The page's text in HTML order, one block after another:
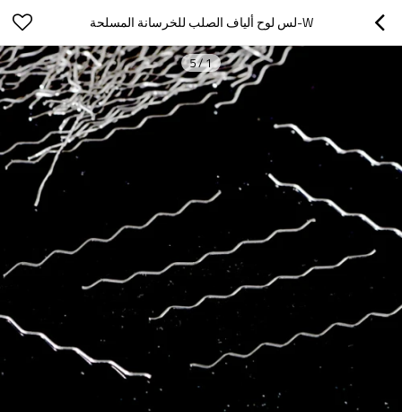
W-لس لوح ألياف الصلب للخرسانة المسلحة
1
/
5